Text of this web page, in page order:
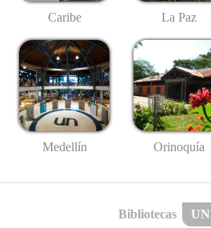
Caribe La Paz
Medellín Orinoquía
Bibliotecas